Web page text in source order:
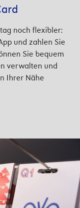
noch flexibler:
und zahlen Sie
Sie bequem
verwalten und
Ihrer Nähe